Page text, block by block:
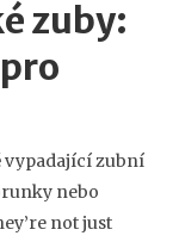
zuby:
vypadající zubní
nebo
not just